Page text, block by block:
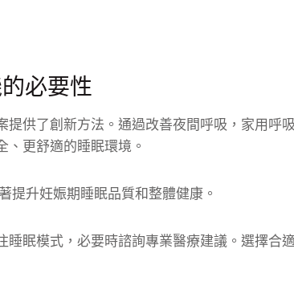
必要性
提供了創新方法。通過改善夜間呼吸，家用呼
、更舒適的睡眠環境。
提升妊娠期睡眠品質和整體健康。
睡眠模式，必要時諮詢專業醫療建議。選擇合